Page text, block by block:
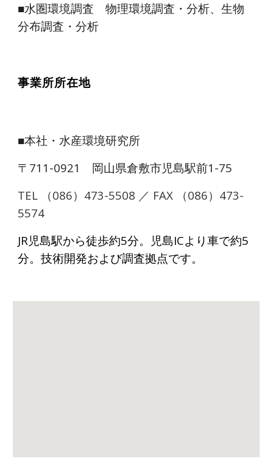
■水圏環境調査 物理環境調査・分析、生物
分布調査・分析
事業所所在地
■本社・水産環境研究所
〒711-0921 岡山県倉敷市児島駅前1-75
TEL （086）473-5508 ／ FAX （086）473-
5574
JR児島駅から徒歩約5分。児島ICより車で約5
分。技術開発および調査拠点です。